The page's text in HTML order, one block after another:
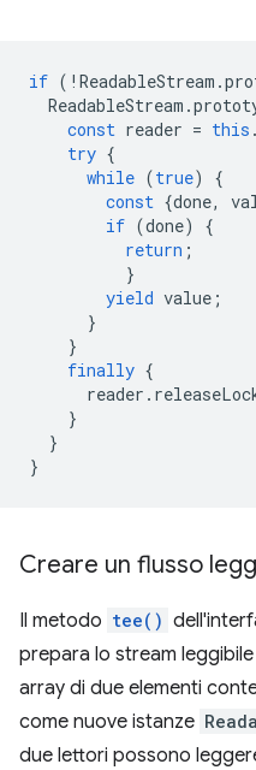
if ( ! ReadableStream .
ReadableStream .
const reader = this .
try {
while (true)
{
const {done,
if (done)
{
return ;
}
yield value ;
}
}
finally {
reader .
}
}
}
Creare un flusso
Il metodo tee()
prepara lo stream
array di due elementi
come nuove istanze
due lettori possono